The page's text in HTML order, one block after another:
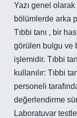
Yazı genel olarak
bölümlerde arka
Tıbbi tanı , bir
görülen bulgu ve
işlemidir. Tıbbi
kullanılır: Tıbbi
personeli
değerlendirme
Laboratuvar